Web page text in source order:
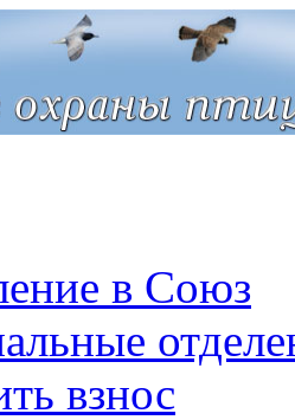
в Союз
взнос